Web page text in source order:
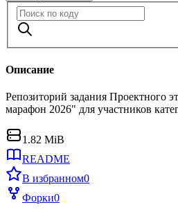
Описание
Репозиторий задания Проектного
марафон 2026" для участников
1.82 MiB
README
В избранном0
Форки0